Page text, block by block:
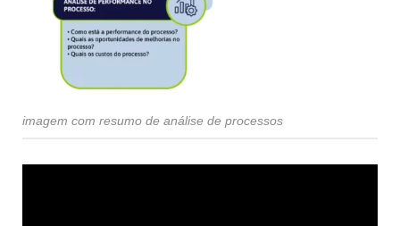
imagem com resumo de análise de processos